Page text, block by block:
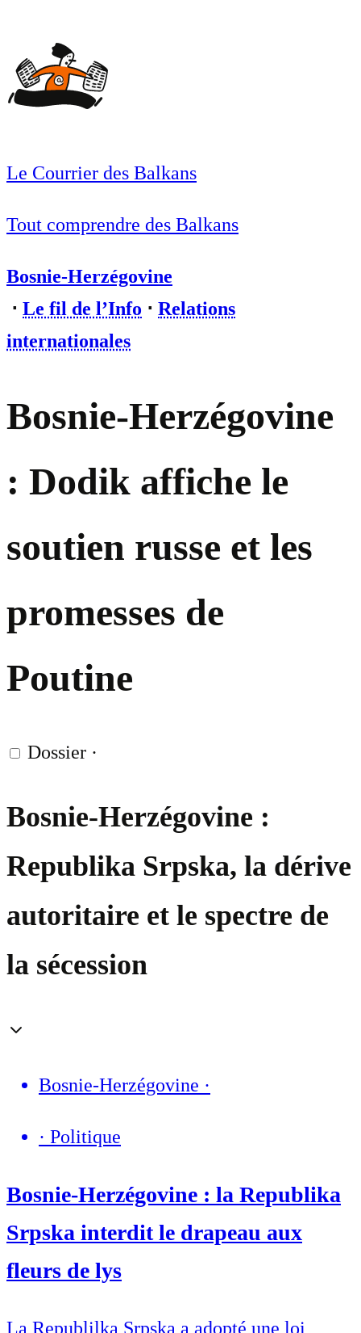
Le Courrier des Balkans
Tout comprendre des Balkans
Bosnie-Herzégovine
⋅ Le fil de l’Info ⋅ Relations
internationales
Bosnie-Herzégovine
: Dodik affiche le
soutien russe et les
promesses de
Poutine
Dossier ·
Bosnie-Herzégovine :
Republika Srpska, la dérive
autoritaire et le spectre de
la sécession
Bosnie-Herzégovine ·
· Politique
Bosnie-Herzégovine : la Republika
Srpska interdit le drapeau aux
fleurs de lys
La Republilka Srpska a adopté une loi